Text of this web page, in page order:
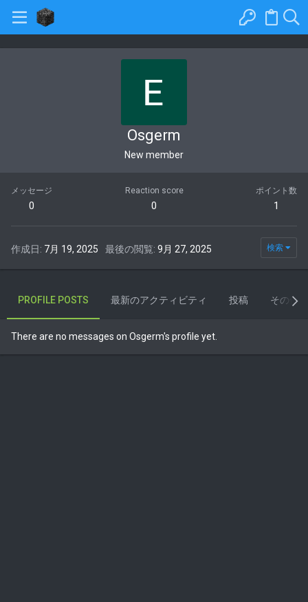
Osgerm
New member
メッセージ
0
Reaction score
0
ポイント数
1
作成日 7月 19, 2025 最後の閲覧 9月 27, 2025 検索
PROFILE POSTS 最新のアクティビティ 投稿 その他
There are no messages on Osgerm's profile yet.